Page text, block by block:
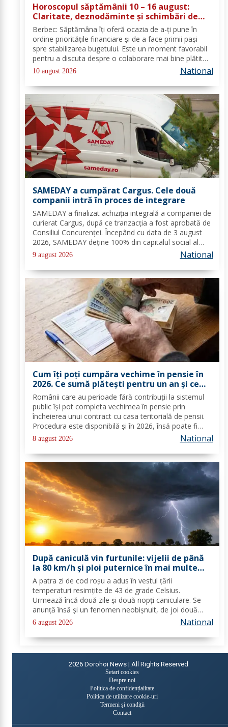
Horoscopul săptămânii 10 – 16 august:
Claritate, deznodăminte și schimbări de
direcție pentru toate zodiile
Berbec: Săptămâna îți oferă ocazia de a-ți pune în
ordine prioritățile financiare și de a face primii pași
spre stabilizarea bugetului. Este un moment favorabil
pentru a discuta despre o colaborare mai bine plătită
sau pentru a regândi investițiile personale. Taur: Te afli
în centrul atenției și...
10 august 2026 National
SAMEDAY a cumpărat Cargus. Cele două
companii intră în proces de integrare
SAMEDAY a finalizat achiziția integrală a companiei de
curierat Cargus, după ce tranzacția a fost aprobată de
Consiliul Concurenței. Începând cu data de 3 august
2026, SAMEDAY deține 100% din capitalul social al
Cargus, au anunțat marți, 4 august, reprezentanții
companiei. Companiile nu au anunțat...
9 august 2026 National
Cum îți poți cumpăra vechime în pensie în
2026. Ce sumă plătești pentru un an și ce
documente trebuie depuse
Românii care au perioade fără contribuții la sistemul
public își pot completa vechimea în pensie prin
încheierea unui contract cu casa teritorială de pensii.
Procedura este disponibilă și în 2026, însă poate fi
folosită doar în condițiile prevăzute de lege. Costul
depinde de salariul minim brut...
8 august 2026 National
După caniculă vin furtunile: vijelii de până
la 80 km/h și ploi puternice în mai multe
zone
A patra zi de cod roşu a adus în vestul ţării
temperaturi resimţite de 43 de grade Celsius.
Urmează încă două zile şi două nopţi caniculare. Se
anunţă însă şi un fenomen neobişnuit, de joi două
alerte extreme vor fi în vigoare în acelaşi timp în mare
parte din ţară: un cod de caniculă şi unul de...
6 august 2026 National
2026 Dorohoi News | All Rights Reserved
Setari cookies
Despre noi
Politica de confidențialitate
Politica de utilizare cookie-uri
Termeni și condiții
Contact